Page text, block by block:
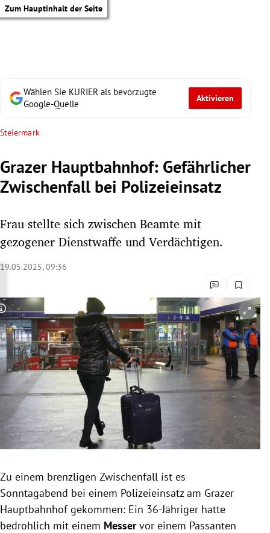
Zum Hauptinhalt der Seite
Untermenü
Untermenü
Untermenü
Untermenü
Untermenü
Untermenü
Untermenü
Wählen Sie KURIER als bevorzugte
Google-Quelle
Aktivieren
Steiermark
Grazer Hauptbahnhof: Gefährlicher
Zwischenfall bei Polizeieinsatz
Frau stellte sich zwischen Beamte mit
gezogener Dienstwaffe und Verdächtigen.
19.05.2025, 09:36
Copyright-Hinweis öffnen/schließen
Zu einem brenzligen Zwischenfall ist es
Sonntagabend bei einem Polizeieinsatz am Grazer
Hauptbahnhof gekommen: Ein 36-Jähriger hatte
bedrohlich mit einem Messervor einem Passanten